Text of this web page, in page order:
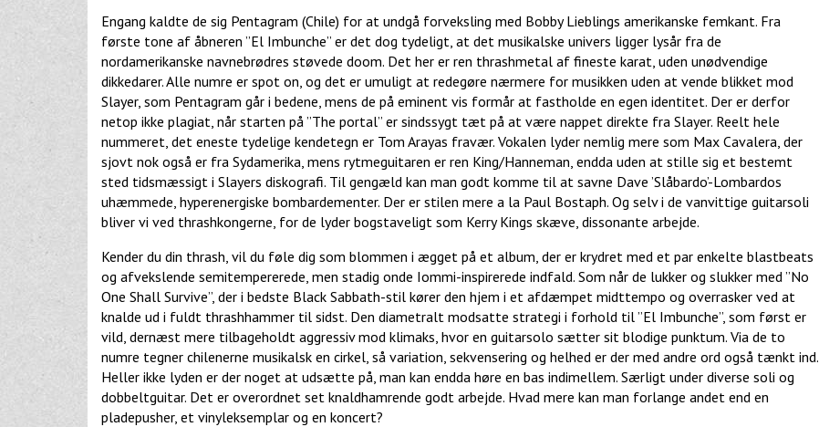
Engang kaldte de sig Pentagram (Chile) for at undgå forveksling med Bobby Lieblings amerikanske femkant. Fra
første tone af åbneren ”El Imbunche” er det dog tydeligt, at det musikalske univers ligger lysår fra de
nordamerikanske navnebrødres støvede doom. Det her er ren thrashmetal af fineste karat, uden unødvendige
dikkedarer. Alle numre er spot on, og det er umuligt at redegøre nærmere for musikken uden at vende blikket mod
Slayer, som Pentagram går i bedene, mens de på eminent vis formår at fastholde en egen identitet. Der er derfor
netop ikke plagiat, når starten på ”The portal” er sindssygt tæt på at være nappet direkte fra Slayer. Reelt hele
nummeret, det eneste tydelige kendetegn er Tom Arayas fravær. Vokalen lyder nemlig mere som Max Cavalera, der
sjovt nok også er fra Sydamerika, mens rytmeguitaren er ren King/Hanneman, endda uden at stille sig et bestemt
sted tidsmæssigt i Slayers diskografi. Til gengæld kan man godt komme til at savne Dave ’Slåbardo’-Lombardos
uhæmmede, hyperenergiske bombardementer. Der er stilen mere a la Paul Bostaph. Og selv i de vanvittige guitarsoli
bliver vi ved thrashkongerne, for de lyder bogstaveligt som Kerry Kings skæve, dissonante arbejde.
Kender du din thrash, vil du føle dig som blommen i ægget på et album, der er krydret med et par enkelte blastbeats
og afvekslende semitempererede, men stadig onde Iommi-inspirerede indfald. Som når de lukker og slukker med ”No
One Shall Survive”, der i bedste Black Sabbath-stil kører den hjem i et afdæmpet midttempo og overrasker ved at
knalde ud i fuldt thrashhammer til sidst. Den diametralt modsatte strategi i forhold til ”El Imbunche”, som først er
vild, dernæst mere tilbageholdt aggressiv mod klimaks, hvor en guitarsolo sætter sit blodige punktum. Via de to
numre tegner chilenerne musikalsk en cirkel, så variation, sekvensering og helhed er der med andre ord også tænkt ind.
Heller ikke lyden er der noget at udsætte på, man kan endda høre en bas indimellem. Særligt under diverse soli og
dobbeltguitar. Det er overordnet set knaldhamrende godt arbejde. Hvad mere kan man forlange andet end en
pladepusher, et vinyleksemplar og en koncert?